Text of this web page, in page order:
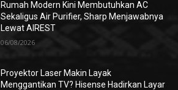
Rumah Modern Kini Membutuhkan AC
Sekaligus Air Purifier, Sharp Menjawabnya
Lewat AIREST
06/08/2026
Proyektor Laser Makin Layak
Menggantikan TV? Hisense Hadirkan Layar